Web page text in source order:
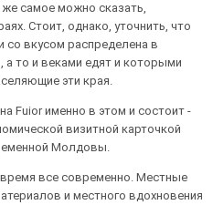
же самое можно сказать,
Стоит, однако, уточнить, что
со вкусом распределена в
то и веками едят и которыми
эти края.
Fuior именно в этом и состоит -
визитной карточкой
Молдовы.
все современно. Местные
и местного вдохновения